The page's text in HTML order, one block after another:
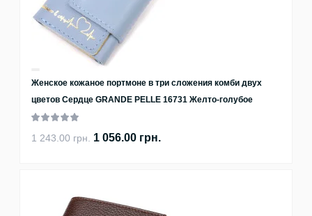
Женское кожаное портмоне в три сложения комби двух
цветов Сердце GRANDE PELLE 16731 Желто-голубое
1 243.00 грн. 1 056.00 грн.